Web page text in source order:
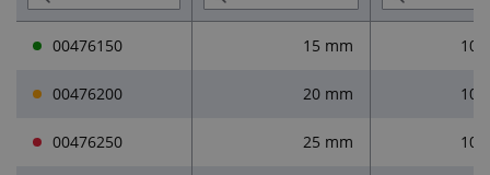
Prečítajte si (1)
00476150 15 mm
00476200 20 mm
00476250 25 mm